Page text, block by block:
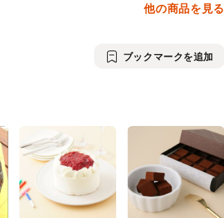
他の商品を見る
ブックマークを追加